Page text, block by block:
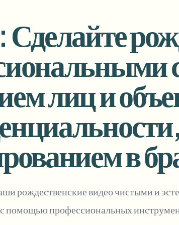
Видеоаналитика
Ask questions and get AI
Vlogger Moto Vlogger
Need batch processing?
Queue many videos and blur in one
BATCH READY FOR TEAMS
соответствии требованиям и
лиц и
в
рождественские видео чистыми и
помощью профессиональных